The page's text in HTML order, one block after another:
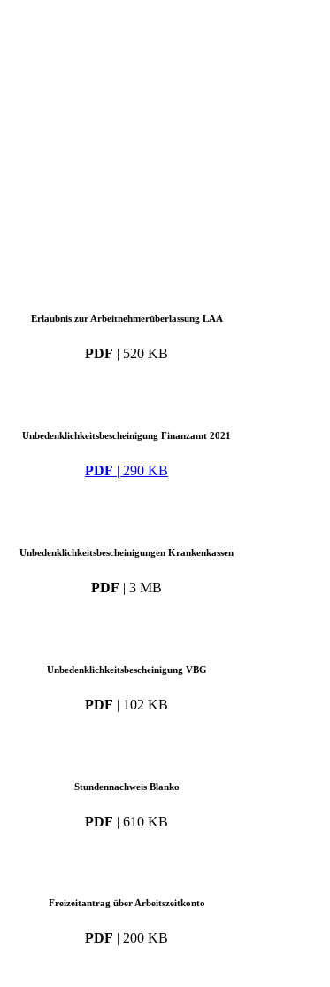
Erlaubnis zur Arbeitnehmerüberlassung LAA
PDF | 520 KB
Unbedenklichkeits­bescheinigung Finanzamt 2021
PDF | 290 KB
Unbedenklichkeits­bescheinigungen Krankenkassen
PDF | 3 MB
Unbedenklichkeits­bescheinigung VBG
PDF | 102 KB
Stundennachweis Blanko
PDF | 610 KB
Freizeitantrag über Arbeitszeitkonto
PDF | 200 KB